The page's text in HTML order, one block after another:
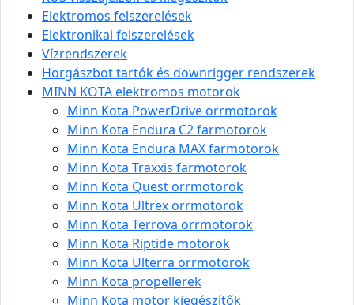
Elektromos felszerelések
Elektronikai felszerelések
Vízrendszerek
Horgászbot tartók és downrigger rendszerek
MINN KOTA elektromos motorok
Minn Kota PowerDrive orrmotorok
Minn Kota Endura C2 farmotorok
Minn Kota Endura MAX farmotorok
Minn Kota Traxxis farmotorok
Minn Kota Quest orrmotorok
Minn Kota Ultrex orrmotorok
Minn Kota Terrova orrmotorok
Minn Kota Riptide motorok
Minn Kota Ulterra orrmotorok
Minn Kota propellerek
Minn Kota motor kiegészítők